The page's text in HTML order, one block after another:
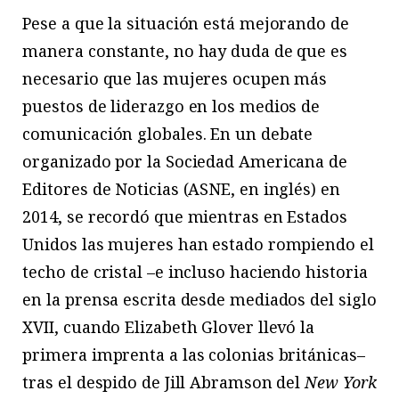
Pese a que la situación está mejorando de
manera constante, no hay duda de que es
necesario que las mujeres ocupen más
puestos de liderazgo en los medios de
comunicación globales. En un debate
organizado por la Sociedad Americana de
Editores de Noticias (ASNE, en inglés) en
2014, se recordó que mientras en Estados
Unidos las mujeres han estado rompiendo el
techo de cristal –e incluso haciendo historia
en la prensa escrita desde mediados del siglo
XVII, cuando Elizabeth Glover llevó la
primera imprenta a las colonias británicas–
tras el despido de Jill Abramson delNew York